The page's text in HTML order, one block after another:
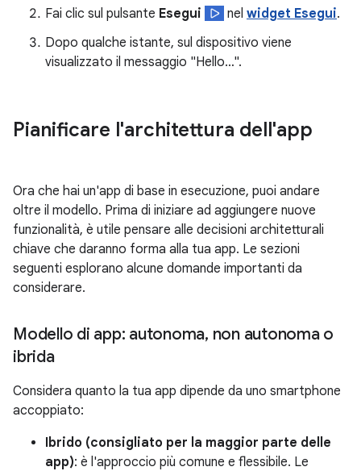
Fai clic sul pulsante Esegui nel widget Esegui.
Dopo qualche istante, sul dispositivo viene
visualizzato il messaggio "Hello…".
Pianificare l'architettura dell'app
Ora che hai un'app di base in esecuzione, puoi andare
oltre il modello. Prima di iniziare ad aggiungere nuove
funzionalità, è utile pensare alle decisioni architetturali
chiave che daranno forma alla tua app. Le sezioni
seguenti esplorano alcune domande importanti da
considerare.
Modello di app: autonoma, non autonoma o
ibrida
Considera quanto la tua app dipende da uno smartphone
accoppiato:
Ibrido (consigliato per la maggior parte delle
app): è l'approccio più comune e flessibile. Le